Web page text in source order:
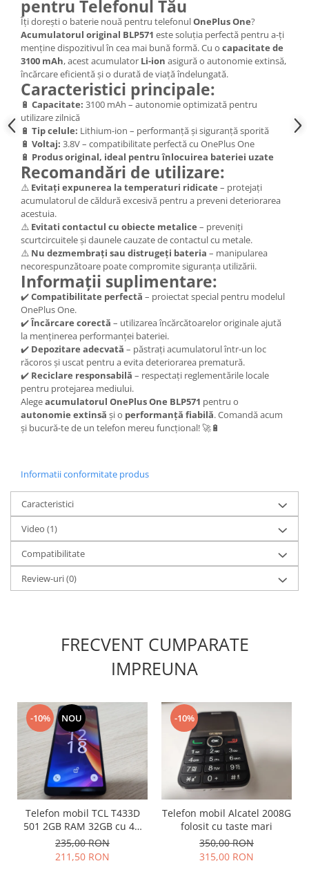
Nokia
Samsung
Sony
Display
Acer
Alcatel
Allview
Asus
Asus
Blackberry
Blackview
Display Oneplus
HTC
HTC
Huawei
Iphone
IPOD
Lenovo
LG
Motorola
Nokia
Oppo
Samsung
Sony
ZTE
Mufa incarcare
Allview
Asus
Lenovo
Placa de baza Allview
Asus
HTC
LG
Nokia
Oppo
Samsung
Sony
Rama mijloc telefon
pentru Telefonul Tău
Îți dorești o baterie nouă pentru telefonulOnePlus One?
Acumulatorul original BLP571 este soluția perfectă pentru a-ți
menține dispozitivul în cea mai bună formă. Cu o capacitate de
3100 mAh, acest acumulator Li-ion asigură o autonomie extinsă,
încărcare eficientă și o durată de viață îndelungată.
Caracteristici principale:
🔋 Capacitate: 3100 mAh – autonomie optimizată pentru
utilizare zilnică
🔋 Tip celule: Lithium-ion – performanță și siguranță sporită
🔋 Voltaj: 3.8V – compatibilitate perfectă cu OnePlus One
🔋 Produs original, ideal pentru înlocuirea bateriei uzate
Recomandări de utilizare:
⚠️ Evitați expunerea la temperaturi ridicate – protejați
acumulatorul de căldură excesivă pentru a preveni deteriorarea
acestuia.
⚠️ Evitati contactul cu obiecte metalice – preveniți
scurtcircuitele și daunele cauzate de contactul cu metale.
⚠️ Nu dezmembrați sau distrugeți bateria – manipularea
necorespunzătoare poate compromite siguranța utilizării.
Informații suplimentare:
✔️Compatibilitate perfectă – proiectat special pentru modelul
OnePlus One.
✔️Încărcare corectă – utilizarea încărcătoarelor originale ajută
la menținerea performanței bateriei.
✔️ Depozitare adecvată – păstrați acumulatorul într-un loc
răcoros și uscat pentru a evita deteriorarea prematură.
✔️ Reciclare responsabilă – respectați reglementările locale
pentru protejarea mediului.
Alegeacumulatorul OnePlus One BLP571 pentru o
autonomie extinsă și o performanță fiabilă. Comandă acum
și bucură-te de un telefon mereu funcțional! 🚀🔋
Informatii conformitate produs
Caracteristici
Video (1)
Compatibilitate
Review-uri(0)
FRECVENT CUMPARATE
IMPREUNA
-10% NOU
Telefon mobil TCL T433D
501 2GB RAM 32GB cu 4G
impecabil
235,00 RON
211,50 RON
-10%
Telefon mobil Alcatel 2008G
folosit cu taste mari
350,00 RON
315,00 RON